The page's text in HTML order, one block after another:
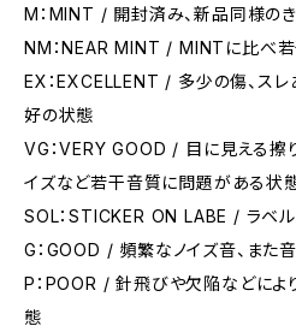
M：MINT / 開封済み、新品同様の
NM：NEAR MINT / MINTに比べ
EX：EXCELLENT / 多少の傷、ス
好の状態
VG：VERY GOOD / 目に見える擦
イズなど若干音質に問題がある状
SOL：STICKER ON LABE / ラベ
G：GOOD / 頻繁なノイズ音、また
P：POOR / 針飛びや欠陥などに
態